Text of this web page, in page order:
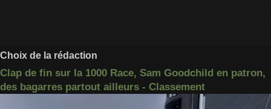
Choix de la rédaction
Clap de fin sur la 1000 Race, Sam Goodchild en patron,
des bagarres partout ailleurs - Classement